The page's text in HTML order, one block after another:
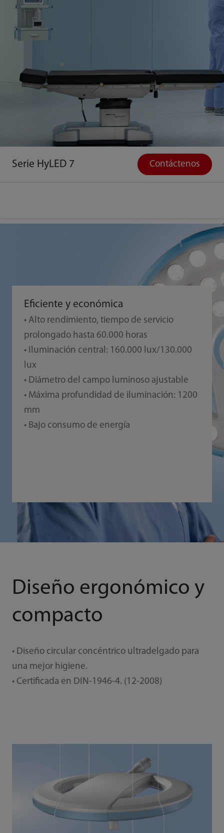
Serie HyLED 7 Contáctenos
Eficiente y económica
• Alto rendimiento, tiempo de servicio
prolongado hasta 60.000 horas
• Iluminación central: 160.000 lux/130.000
lux
• Diámetro del campo luminoso ajustable
• Máxima profundidad de iluminación: 1200
mm
• Bajo consumo de energía
Diseño ergonómico y
compacto
• Diseño circular concéntrico ultradelgado para
una mejor higiene.
• Certificada en DIN-1946-4. (12-2008)